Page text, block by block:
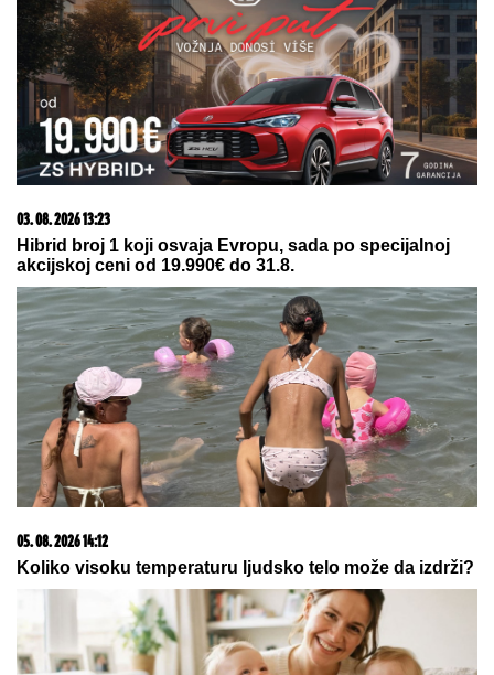
03. 08. 2026 13:23
Hibrid broj 1 koji osvaja Evropu, sada po specijalnoj
akcijskoj ceni od 19.990€ do 31.8.
05. 08. 2026 14:12
Koliko visoku temperaturu ljudsko telo može da izdrži?